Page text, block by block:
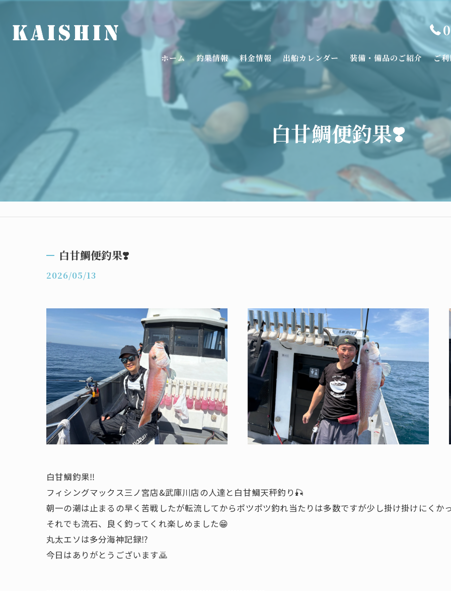
ホーム 釣果情報 料金情報 出船カレンダー 装備・備品のご紹介 ご
白甘鯛便釣果❣️
白甘鯛便釣果❣️
2026/05/13
白甘鯛釣果‼️
フィシングマックス三ノ宮店&武庫川店の人達と白甘鯛天秤釣り🎣
朝一の潮は止まるの早く苦戦したが転流してからポツポツ釣れ当たりは多数ですが少し掛け掛けにくか
それでも流石、良く釣ってくれ楽しめました😁
丸太エソは多分海神記録⁉️
今日はありがとうございます🙇